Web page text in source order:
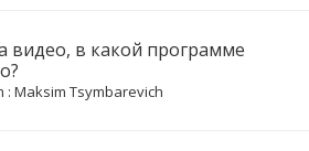
видео, в какой программе
Maksim Tsymbarevich